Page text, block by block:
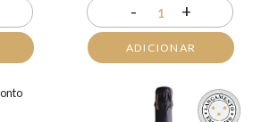
- 1 +
ADICIONAR